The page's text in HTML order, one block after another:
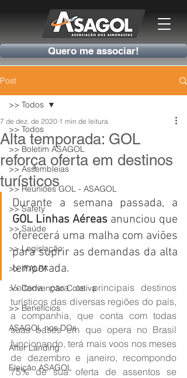
Quero me associar!
Post
>> Todos
>> Boletim ASAGOL
>> Assembleias
>> Reuniões GOL - ASAGOL
>> Safety
>> Saúde
>> Legislação
>> IFALPA
>> Convenção Coletiva
>> Benefícios
ASAGOL nos DOs
After Landing
Eleição ASAGOL
>> Todos
Alta temporada: GOL
reforça oferta em destinos
turísticos
7 de dez. de 2020 1 min de leitura
Durante a semana passada, a
GOL Linhas Aéreas anunciou que
oferecerá uma malha com aviões
para suprir as demandas da alta
temporada.
Voltada para os principais destinos
turísticos das diversas regiões do país,
a companhia, que conta com todas
suas bases em que opera no Brasil
funcionando, terá mais voos nos meses
de dezembro e janeiro, recompondo
75% de sua oferta de assentos se